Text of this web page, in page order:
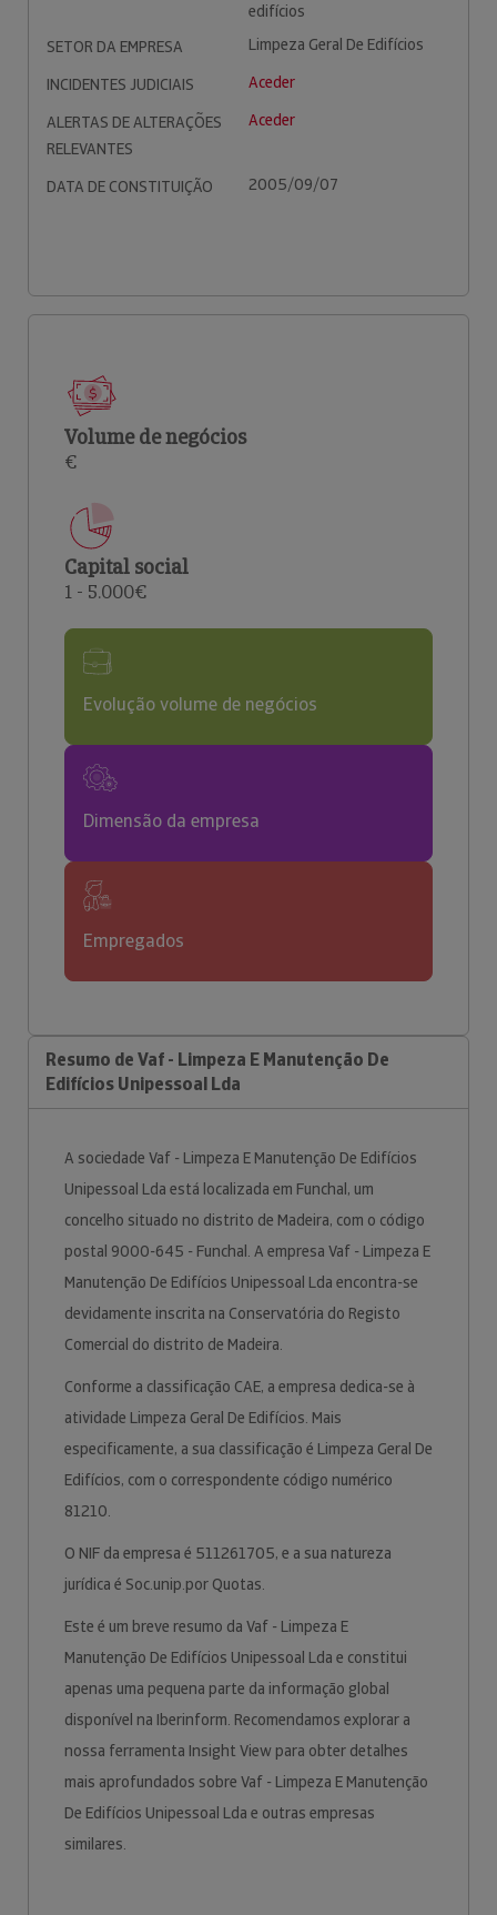
edifícios
SETOR DA EMPRESA
Limpeza Geral De Edifícios
INCIDENTES JUDICIAIS
Aceder
ALERTAS DE ALTERAÇÕES
RELEVANTES
Aceder
DATA DE CONSTITUIÇÃO 2005/09/07
Volume de negócios
€
Capital social
1 - 5.000€
Evolução volume de negócios
Dimensão da empresa
Empregados
Resumo de Vaf - Limpeza E Manutenção De
Edifícios Unipessoal Lda
A sociedade Vaf - Limpeza E Manutenção De Edifícios
Unipessoal Lda está localizada em Funchal, um
concelho situado no distrito de Madeira, com o código
postal 9000-645 - Funchal. A empresa Vaf - Limpeza E
Manutenção De Edifícios Unipessoal Lda encontra-se
devidamente inscrita na Conservatória do Registo
Comercial do distrito de Madeira.
Conforme a classificação CAE, a empresa dedica-se à
atividade Limpeza Geral De Edifícios. Mais
especificamente, a sua classificação é Limpeza Geral De
Edifícios, com o correspondente código numérico
81210.
O NIF da empresa é 511261705, e a sua natureza
jurídica é Soc.unip.por Quotas.
Este é um breve resumo da Vaf - Limpeza E
Manutenção De Edifícios Unipessoal Lda e constitui
apenas uma pequena parte da informação global
disponível na Iberinform. Recomendamos explorar a
nossa ferramenta Insight View para obter detalhes
mais aprofundados sobre Vaf - Limpeza E Manutenção
De Edifícios Unipessoal Lda e outras empresas
similares.